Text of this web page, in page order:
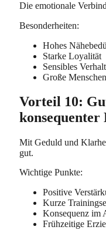
Die emotionale
Besonderheiten:
Hohes
Starke Loyalität
Sensibles
Große
Vorteil 10:
konsequenter
Mit Geduld und
gut.
Wichtige Punkte:
Positive
Kurze
Konsequenz im
Frühzeitige